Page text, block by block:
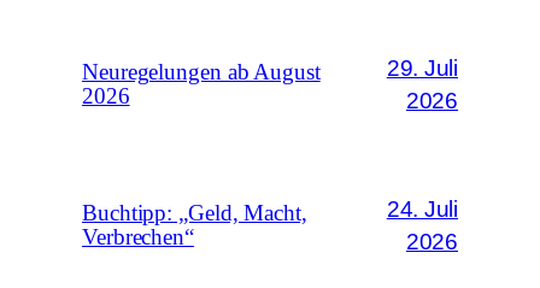
Neuregelungen ab August
2026
29. Juli
2026
Buchtipp: „Geld, Macht,
Verbrechen“
24. Juli
2026